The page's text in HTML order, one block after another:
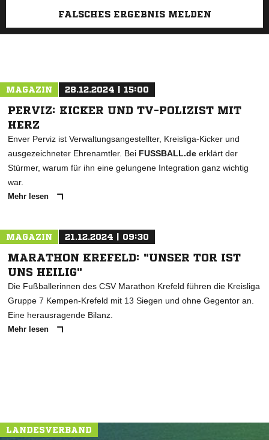
FALSCHES ERGEBNIS MELDEN
MAGAZIN 28.12.2024 | 15:00
PERVIZ: KICKER UND TV-POLIZIST MIT
HERZ
Enver Perviz ist Verwaltungsangestellter, Kreisliga-Kicker und
ausgezeichneter Ehrenamtler. Bei FUSSBALL.de erklärt der
Stürmer, warum für ihn eine gelungene Integration ganz wichtig
war.
Mehr lesen
MAGAZIN 21.12.2024 | 09:30
MARATHON KREFELD: "UNSER TOR IST
UNS HEILIG"
Die Fußballerinnen des CSV Marathon Krefeld führen die Kreisliga
Gruppe 7 Kempen-Krefeld mit 13 Siegen und ohne Gegentor an.
Eine herausragende Bilanz.
Mehr lesen
LANDESVERBAND